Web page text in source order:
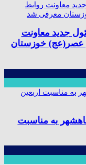
جدید معاونت
عصر(عج) خوزستان
به مناسبت